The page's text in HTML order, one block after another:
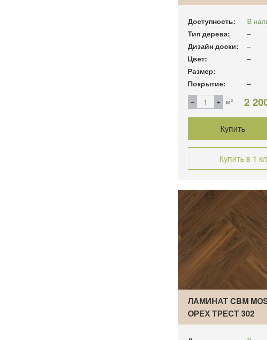
Доступность:
В
Тип дерева:
–
Дизайн доски:
–
Цвет:
–
Размер:
Покрытие:
–
м²
2
Купить
Купить в 1
ЛАМИНАТ CBM
ОРЕХ ТРЕСТ 302
ВЕНГЕРСК…